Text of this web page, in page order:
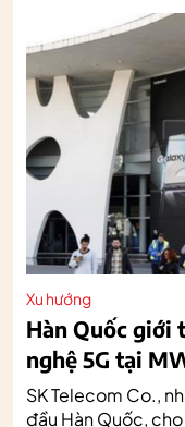
Xu hướng
Hàn Quốc giới
nghệ 5G tại
SK Telecom Co.,
đầu Hàn Quốc,